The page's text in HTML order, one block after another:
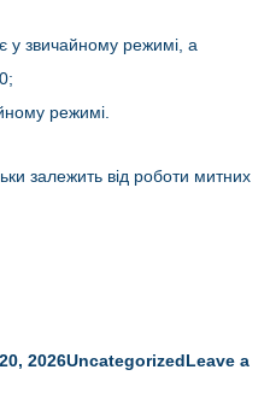
звичайному режимі, а
режимі.
залежить від роботи митних
2026UncategorizedLeave a